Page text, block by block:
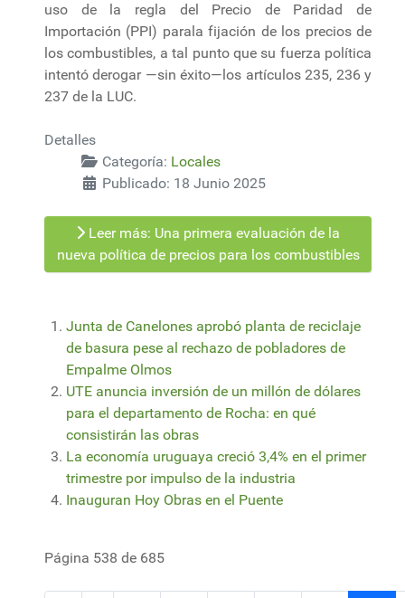
uso de la regla del Precio de Paridad de
Importación (PPI) parala fijación de los precios de
los combustibles, a tal punto que su fuerza política
intentó derogar —sin éxito—los artículos 235, 236 y
237 de la LUC.
Detalles
Categoría: Locales
Publicado: 18 Junio 2025
Leer más: Una primera evaluación de la
nueva política de precios para los combustibles
Junta de Canelones aprobó planta de reciclaje
de basura pese al rechazo de pobladores de
Empalme Olmos
UTE anuncia inversión de un millón de dólares
para el departamento de Rocha: en qué
consistirán las obras
La economía uruguaya creció 3,4% en el primer
trimestre por impulso de la industria
Inauguran Hoy Obras en el Puente
Página 538 de 685